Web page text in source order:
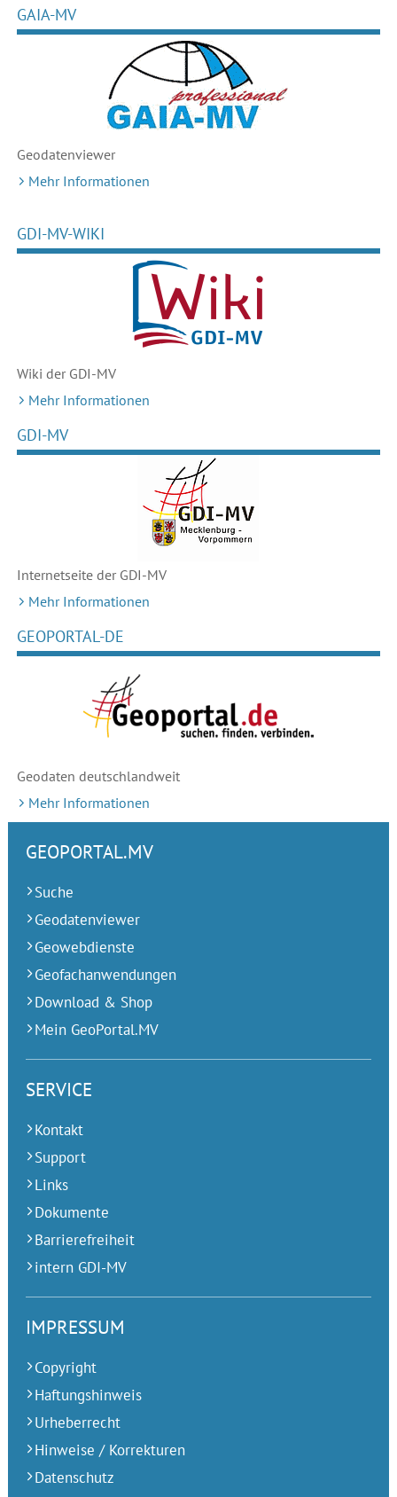
GAIA-MV
Geodatenviewer
Mehr Informationen
GDI-MV-WIKI
Wiki der GDI-MV
Mehr Informationen
GDI-MV
Internetseite der GDI-MV
Mehr Informationen
GEOPORTAL-DE
Geodaten deutschlandweit
Mehr Informationen
GEOPORTAL.MV
Suche
Geodatenviewer
Geowebdienste
Geofachanwendungen
Download & Shop
Mein GeoPortal.MV
SERVICE
Kontakt
Support
Links
Dokumente
Barrierefreiheit
intern GDI-MV
IMPRESSUM
Copyright
Haftungshinweis
Urheberrecht
Hinweise / Korrekturen
Datenschutz